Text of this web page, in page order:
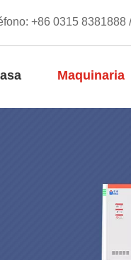
+86 0315 8381888
Maquinaria